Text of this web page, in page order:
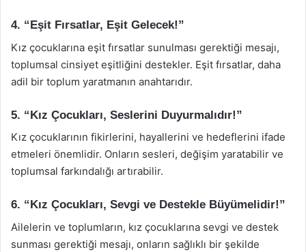
4. “Eşit Fırsatlar, Eşit Gelecek!”
Kız çocuklarına eşit fırsatlar sunulması gerektiği mesajı,
toplumsal cinsiyet eşitliğini destekler. Eşit fırsatlar, daha
adil bir toplum yaratmanın anahtarıdır.
5. “Kız Çocukları, Seslerini Duyurmalıdır!”
Kız çocuklarının fikirlerini, hayallerini ve hedeflerini ifade
etmeleri önemlidir. Onların sesleri, değişim yaratabilir ve
toplumsal farkındalığı artırabilir.
6. “Kız Çocukları, Sevgi ve Destekle Büyümelidir!”
Ailelerin ve toplumların, kız çocuklarına sevgi ve destek
sunması gerektiği mesajı, onların sağlıklı bir şekilde